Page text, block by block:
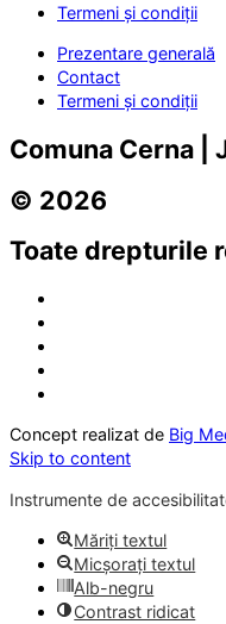
Termeni și condiții
Prezentare generală
Contact
Termeni și condiții
Comuna Cerna |
© 2026
Toate drepturile
Concept realizat de Big
Skip to content
Instrumente de
Măriți textul
Micșorați textul
Alb-negru
Contrast ridicat